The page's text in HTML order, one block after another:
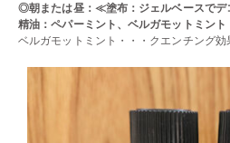
◎朝または昼：≪塗布：ジェルベースで
精油：ペパーミント、ベルガモットミント
ベルガモットミント・・・クエンチング効